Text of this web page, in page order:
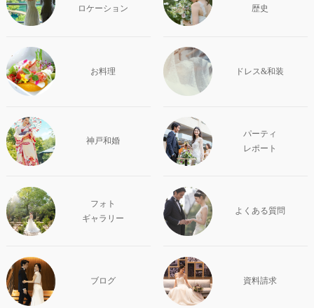
ロケーション
歴史
お料理 ドレス&和装
神戸和婚
パーティ
レポート
フォト
ギャラリー
よくある質問
ブログ 資料請求